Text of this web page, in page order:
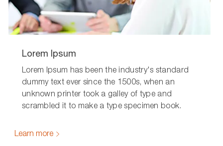
Lorem Ipsum
Lorem Ipsum has been the industry's standard
dummy text ever since the 1500s, when an
unknown printer took a galley of type and
scrambled it to make a type specimen book.
Learn more